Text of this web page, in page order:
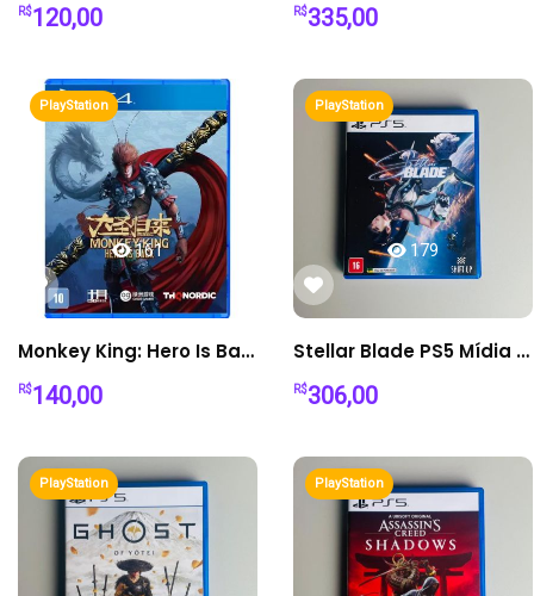
R$120,00 R$335,00
161
PlayStation
Monkey King: Hero Is Back – PS4
R$140,00
179
PlayStation
Stellar Blade PS5 Mídia Física - Ação Futurista em Alta Performance
R$306,00
PlayStation PlayStation